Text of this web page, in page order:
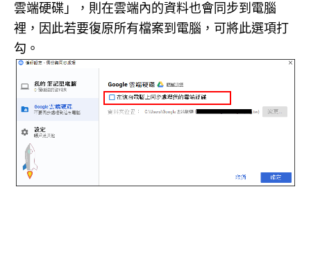
雲端硬碟」，則在雲端內的資料也會同步到電腦
裡，因此若要復原所有檔案到電腦，可將此選項打
勾。